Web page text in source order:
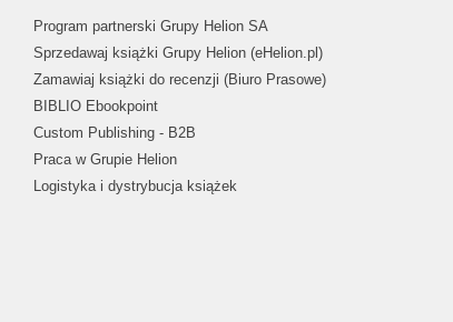
Program partnerski Grupy Helion SA
Sprzedawaj książki Grupy Helion (eHelion.pl)
Zamawiaj książki do recenzji (Biuro Prasowe)
BIBLIO Ebookpoint
Custom Publishing - B2B
Praca w Grupie Helion
Logistyka i dystrybucja książek